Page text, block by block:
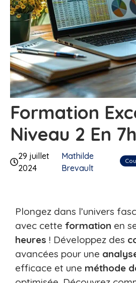
Formation
Niveau 2 En 7h
29 juillet
2024
Mathilde
Brevault
Plongez dans l’univers
avec cette formation en
heures ! Développez des
avancées pour une
efficace et une méthode